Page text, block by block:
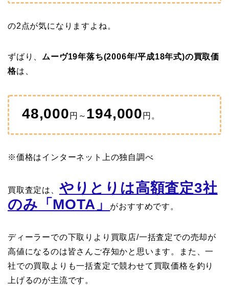
の2点が気になりますよね。
ずばり、 ムーヴ19年落ち(2006年/平成18年式)の買取価
格は、
48,000 円～ 194,000 円。
※価格はインターネット上の独自調べ
買取査定は、 やりとりは高額査定3社
のみ「MOTA」
がおすすめです。
ディーラーでの下取りより買取店/一括査定での売却が
高値になるのは皆さんご存知かと思います。また、一
社での買取よりも一括査定で競わせて買取価格を釣り
上げるのが主流です。